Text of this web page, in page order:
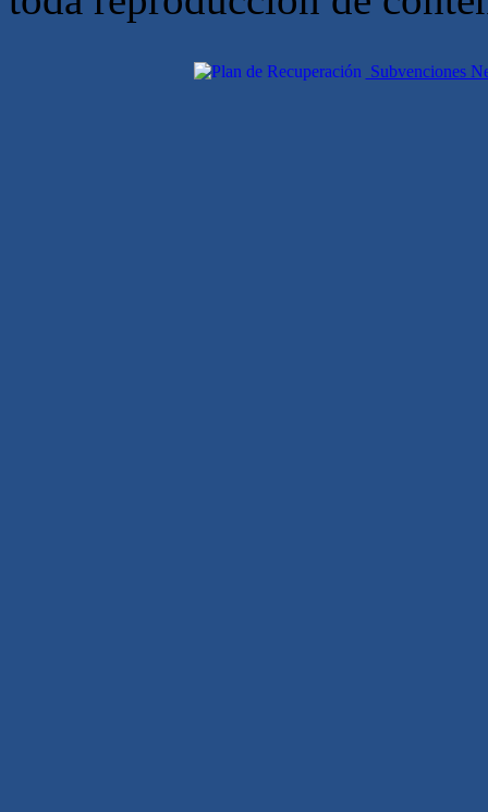
Subvenciones